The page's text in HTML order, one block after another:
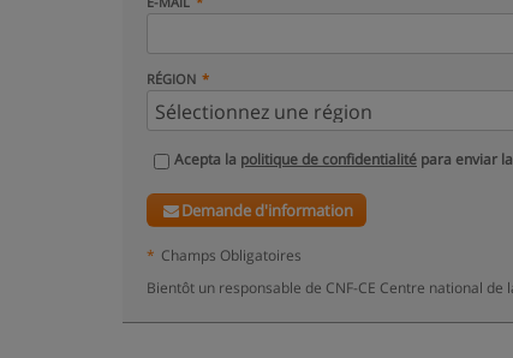
RÉGION
Acepta la politique de confidentialité para enviar
Demande d'information
* Champs Obligatoires
Bientôt un responsable de CNF-CE Centre national